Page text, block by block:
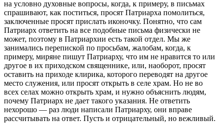
на условно духовные вопросы, когда, к примеру, в письмах
спрашивают, как поститься, просят Патриарха помолиться,
заключенные просят прислать иконочку. Понятно, что сам
Патриарх ответить на все подобные письма физически не
может, поэтому в Патриархии есть такой отдел. Мы же
занимались перепиской по просьбам, жалобам, когда, к
примеру, миряне пишут Патриарху, что им не нравится то или
другое в их приходском священнике, или, наоборот, просят
оставить на приходе клирика, которого переводят на другое
место служения, или просят открыть в селе храм. Но не во
всех селах можно открыть храм, и нужно объяснить людям,
почему Патриарх не дает такого указания. Не ответить
нехорошо — раз люди написали Патриарху, они вправе
рассчитывать на ответ. Пусть и отрицательный, но вежливый.